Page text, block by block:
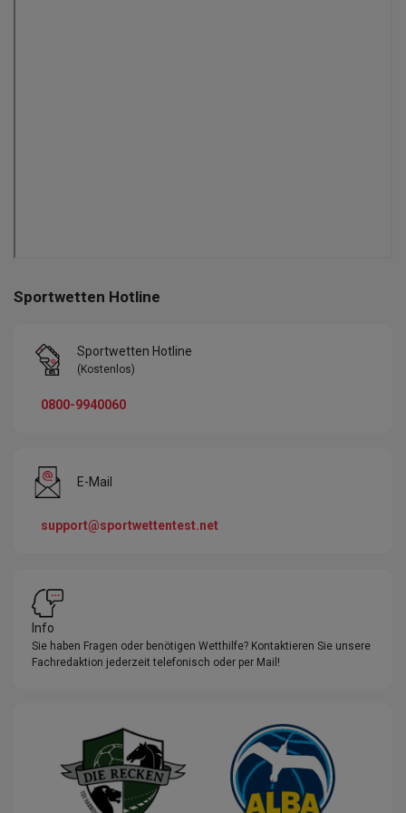
Sportwetten Hotline
Sportwetten Hotline
(Kostenlos)
0800-9940060
E-Mail
support@sportwettentest.net
Info
Sie haben Fragen oder benötigen Wetthilfe? Kontaktieren Sie unsere
Fachredaktion jederzeit telefonisch oder per Mail!